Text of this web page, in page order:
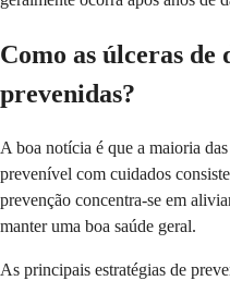
Como as úlceras de
prevenidas?
A boa notícia é que a maioria
prevenível com cuidados
prevenção concentra-se em
manter uma boa saúde geral.
As principais estratégias de